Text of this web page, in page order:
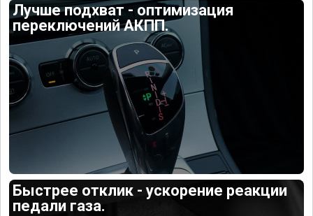
Лучше подхват - оптимизация
переключений АКПП.
Быстрее отклик - ускорение реакции
педали газа.